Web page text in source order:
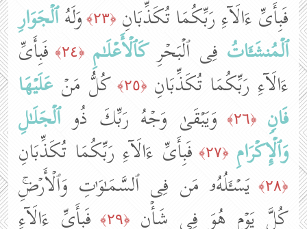
فَبِأَیِّ ءَالَاۤءِ رَبِّكُمَا تُكَذِّبَانِ ﴿٢٣﴾ وَلَهُٱلۡجَوَارِ
ٱلۡمُنشَـَٔاتُ فِی ٱلۡبَحۡرِكَٱلۡأَعۡلَـٰمِ ﴿٢٤﴾
فَبِأَیِّ
ءَالَاۤءِ رَبِّكُمَا تُكَذِّبَانِ ﴿٢٥﴾ كُلُّ مَنۡ عَلَیۡهَا
فَانࣲ
﴿٢٦﴾ وَیَبۡقَىٰ وَجۡهُ رَبِّكَ ذُوٱلۡجَلَـٰلِ
وَٱلۡإِكۡرَامِ ﴿٢٧﴾ فَبِأَیِّ ءَالَاۤءِ رَبِّكُمَا تُكَذِّبَانِ
﴿٢٨﴾
یَسۡـَٔلُهُۥ مَن فِی ٱلسَّمَـٰوَ ٰ⁠تِ وَٱلۡأَرۡضِۚ
كُلَّ یَوۡمٍ هُوَ فِی شَأۡنࣲ
﴿٢٩﴾
فَبِأَیِّ ءَالَاۤءِ